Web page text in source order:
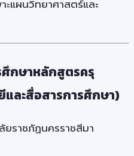
แผนวิทยาศาสตร์และ
ศึกษาหลักสูตรครุ
ละสื่อสารการศึกษา)
ยราชภัฏนครราชสีมา